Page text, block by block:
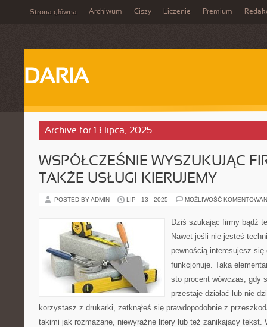
Strona główna Archiwum Ciszy Liczenie Premium
DARIA
Archive for 13 lipca, 2025
WSPÓŁCZEŚNIE WYSZUKUJĄC
TAKŻE USŁUGI KIERUJEMY
POSTED BY ADMIN LIP - 13 - 2025 MOŻLIWOŚĆ
Dziś szukając firmy bądź
Nawet jeśli nie jesteś
pewnością interesujesz
funkcjonuje. Taka
sto procent wówczas, gdy
przestaje działać lub nie
korzystasz z drukarki, zetknąłeś się prawdopodobnie z
takimi jak rozmazane, niewyraźne litery lub też zanikający tekst.